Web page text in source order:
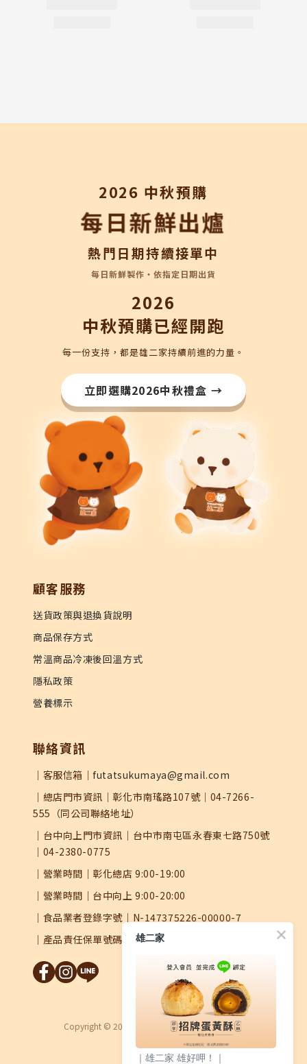
2026 中秋預購
每日新鮮出爐
熱門日期持續接單中
每日新鮮製作・依指定日期出貨
2026
中秋預購已經開跑
每一份支持，都是雄二家持續前進的力量。
立即選購2026中秋禮盒 →
顧客服務
送貨政策與退換貨說明
商品保存方式
常溫商品冷凍後回溫方式
隱私政策
營養標示
聯絡資訊
｜客服信箱｜futatsukumaya@gmail.com
｜總店門市資訊｜彰化市南瑤路107號｜04-7266-
555（同公司聯絡地址）
｜台中向上門市資訊｜台中市南屯區永春東七路750號
｜04-2380-0775
｜營業時間｜彰化總店 9:00-19:00
｜營業時間｜台中向上 9:00-20:00
｜食品業者登錄字號｜N-147375226-00000-7
｜產品責任保單號碼｜0504字第25AML0000626號
Copyright © 2026 Futatsukumaya 雄二家蛋黃酥
雄二家
｜雄二家 雄好呷！｜